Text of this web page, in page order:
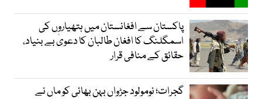
پاکستان سے افغانستان میں ہتھیاروں کی
اسمگلنگ کا افغان طالبان کا دعویٰ بے بنیاد،
حقائق کے منافی قرار
گجرات؛ نومولود جڑواں بہن بھائی کو ماں نے